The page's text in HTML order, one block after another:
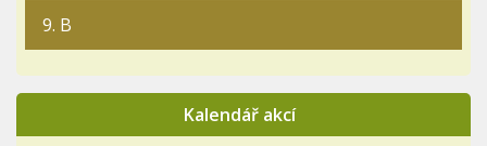
9. B
Kalendář akcí